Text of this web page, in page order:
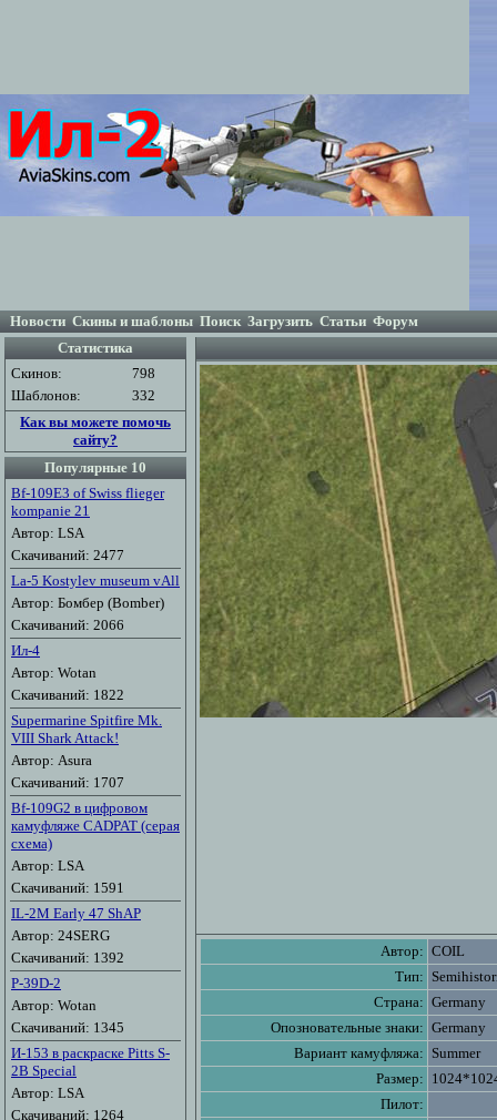
Новости Скины и шаблоны Поиск Загрузить Статьи Форум
Статистика
Скинов:
798
Шаблонов:
332
Как вы можете помочь
сайту?
Популярные 10
Bf-109E3 of Swiss flieger
kompanie 21
Автор: LSA
Скачиваний: 2477
La-5 Kostylev museum vAll
Автор: Бомбер (Bomber)
Скачиваний: 2066
Ил-4
Автор: Wotan
Скачиваний: 1822
Supermarine Spitfire Mk.
VIII Shark Attack!
Автор: Asura
Скачиваний: 1707
Bf-109G2 в цифровом
камуфляже CADPAT (серая
схема)
Автор: LSA
Скачиваний: 1591
IL-2M Early 47 ShAP
Автор: 24SERG
Скачиваний: 1392
P-39D-2
Автор: Wotan
Скачиваний: 1345
И-153 в раскраске Pitts S-
2B Special
Автор: LSA
Скачиваний: 1264
Автор: COIL
Тип:
Страна: Germany
Опозновательные знаки: Germany
Вариант камуфляжа: Summer
Размер:
Пилот: